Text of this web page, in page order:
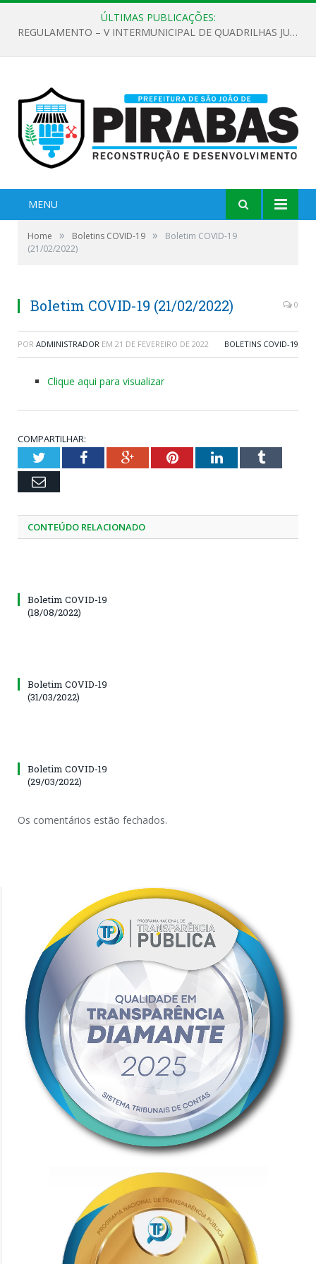
ÚLTIMAS PUBLICAÇÕES:
REGULAMENTO – V INTERMUNICIPAL DE QUADRILHAS JUNINAS 2026
MENU
Home » Boletins COVID-19 »
Boletim COVID-19
(21/02/2022)
Boletim COVID-19 (21/02/2022) 0
POR ADMINISTRADOR EM 21 DE FEVEREIRO DE 2022 BOLETINS COVID-19
Clique aqui para visualizar
COMPARTILHAR:
TwitterFacebookGoogle+PinterestLinkedInTumblr
Email
CONTEÚDO RELACIONADO
Boletim COVID-19
(18/08/2022)
Boletim COVID-19
(31/03/2022)
Boletim COVID-19
(29/03/2022)
Os comentários estão fechados.